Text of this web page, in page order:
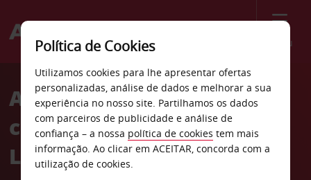
Menu
Welcome
AvisAluguer de
carros Aeroporto de
Lynchburg
Política de Cookies
Utilizamos cookies para lhe apresentar ofertas
personalizadas, análise de dados e melhorar a sua
experiência no nosso site. Partilhamos os dados
com parceiros de publicidade e análise de
confiança – a nossa política de cookies tem mais
informação. Ao clicar em ACEITAR, concorda com a
utilização de cookies.